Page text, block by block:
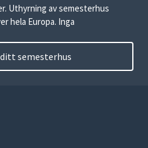
Uthyrning av semesterhus
hela Europa. Inga
semesterhus